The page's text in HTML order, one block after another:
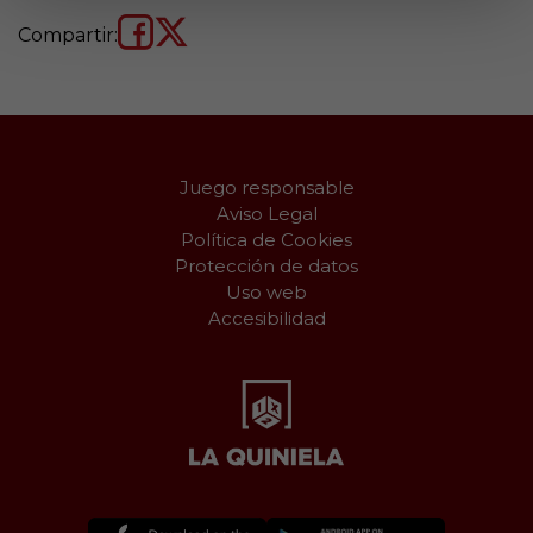
Compartir:
Juego responsable
Aviso Legal
Política de Cookies
Protección de datos
Uso web
Accesibilidad